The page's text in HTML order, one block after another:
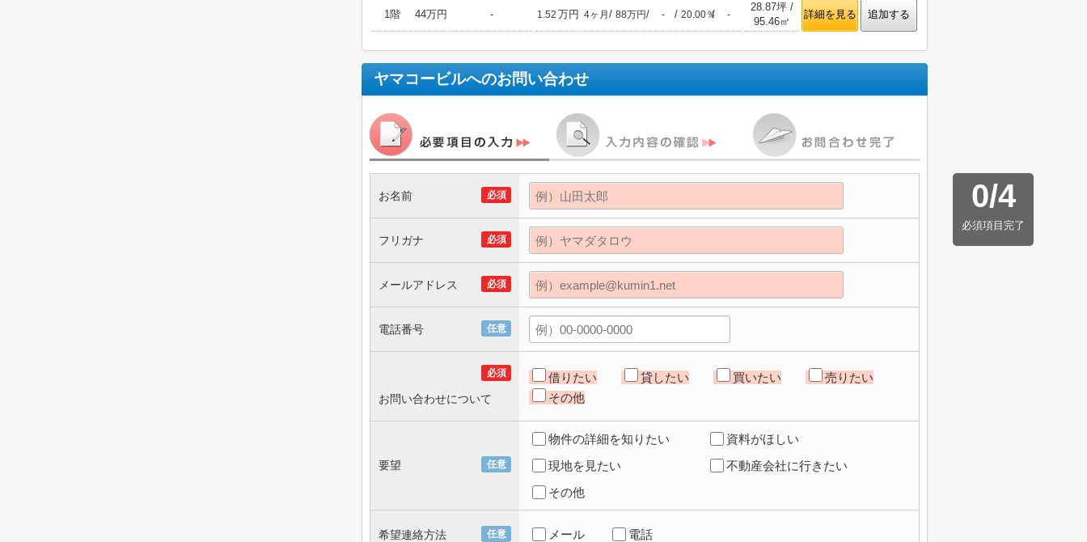
1階 44万円 - 1.52 万円 4ヶ月 / 88万円/ - / 20.00％
/ -
28.87坪 /
95.46㎡
詳細を見る 追加する
ヤマコービルへのお問い合わせ
0/4
必須項目完了
必須
お名前
必須
フリガナ
必須
メールアドレス
任意
電話番号
必須
お問い合わせについて
借りたい 貸したい 買いたい
売りたい
その他
任意
要望
物件の詳細を知りたい
資料がほしい
現地を見たい
不動産会社に行きたい
その他
任意
希望連絡方法 メール 電話